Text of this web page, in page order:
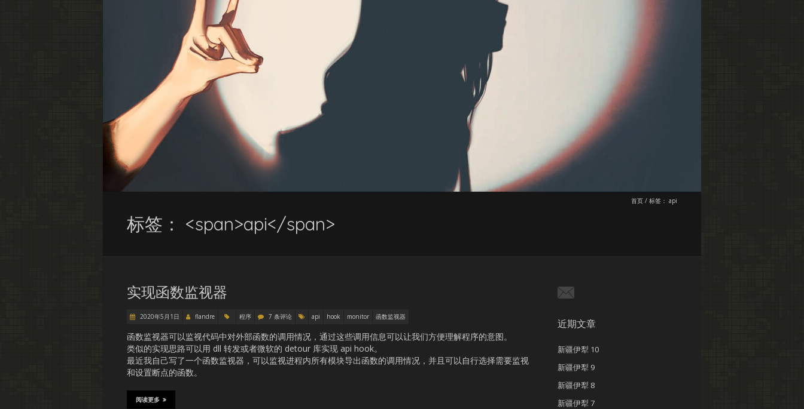
首页 / 标签： api
标签： <span>api</span>
实现函数监视器
2020年5月1日 flandre 程序 7 条评论 api hook monitor 函数监视器
函数监视器可以监视代码中对外部函数的调用情况，通过这些调用信息可以让我们方便理解程序的意图。
类似的实现思路可以用 dll 转发或者微软的 detour 库实现 api hook。
最近我自己写了一个函数监视器，可以监视进程内所有模块导出函数的调用情况，并且可以自行选择需要监视
和设置断点的函数。
阅读更多
近期文章
新疆伊犁 10
新疆伊犁 9
新疆伊犁 8
新疆伊犁 7